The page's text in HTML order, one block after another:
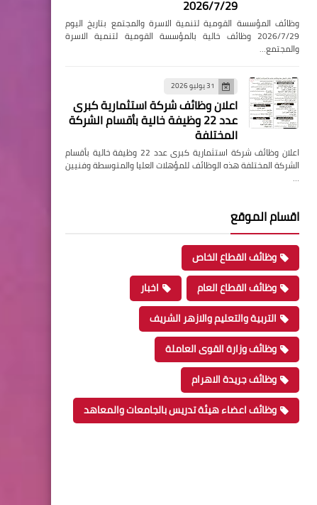
2026/7/29
وظائف المؤسسة القومية لتنمية الاسرة والمجتمع بتاريخ اليوم
2026/7/29 وظائف خالية بالمؤسسة القومية لتنمية الاسرة
والمجتمع…
31 يوليو 2026
اعلان وظائف شركة استثمارية كبرى
عدد 22 وظيفة خالية بأقسام الشركة
المختلفة
اعلان وظائف شركة استثمارية كبرى عدد 22 وظيفة خالية بأقسام
الشركة المختلفة هذه الوظائف للمؤهلات العليا والمتوسطة وفنيين
…
اقسام الموقع
وظائف القطاع الخاص
وظائف القطاع العام
اخبار
التربية والتعليم والازهر الشريف
وظائف وزارة القوى العاملة
وظائف جريدة الاهرام
وظائف اعضاء هيئة تدريس بالجامعات والمعاهد